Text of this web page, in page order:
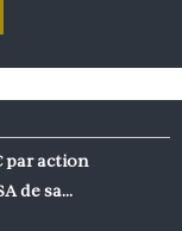
par action
de sa…